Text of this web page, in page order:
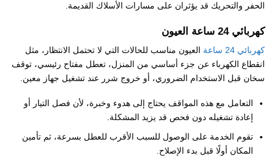
الحفر والتحريك قد يؤثران على مسارات الأسلاك القديمة.
كهربائي 24 ساعة العيون
كهربائي 24 ساعة
العيون مناسب للحالات التي لا تحتمل الانتظار، مثل
انقطاع الكهرباء عن جزء أساسي من المنزل، تعطل مفتاح رئيسي، توقف
سخان قبل الاستخدام الضروري، أو خروج شرر عند تشغيل جهاز معين.
التعامل مع هذه المواقف يحتاج إلى هدوء وخبرة، لأن فصل التيار أو
إعادة تشغيله دون فحص قد يزيد المشكلة.
تقوم الخدمة على الوصول للسبب الأقرب للعطل بسرعة، ثم تأمين
المكان أولًا قبل بدء الإصلاح.